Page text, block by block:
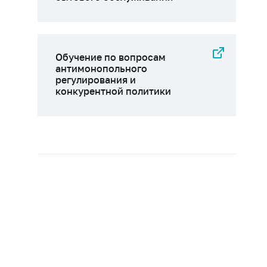
Обучение по вопросам
антимонопольного
регулирования и
конкурентной политики